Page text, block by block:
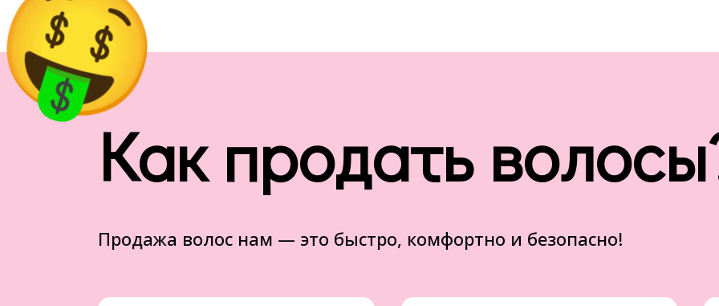
Как продать
Продажа волос нам — это быстро, комфортно и безопасно!